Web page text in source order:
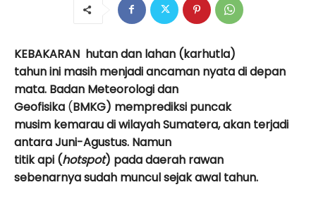
KEBAKARAN hutan dan lahan (karhutla)
tahun ini masih menjadi ancaman nyata di depan
mata. Badan Meteorologi dan
Geofisika (BMKG) memprediksi puncak
musim kemarau di wilayah Sumatera, akan terjadi
antara Juni-Agustus. Namun
titik api (hotspot) pada daerah rawan
sebenarnya sudah muncul sejak awal tahun.